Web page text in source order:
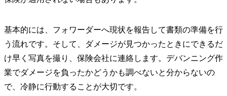
基本的には、フォワーダーへ現状を報告して書類の準備を行
う流れです。そして、ダメージが見つかったときにできるだ
け早く写真を撮り、保険会社に連絡します。デバンニング作
業でダメージを負ったかどうかも調べないと分からないの
で、冷静に行動することが大切です。